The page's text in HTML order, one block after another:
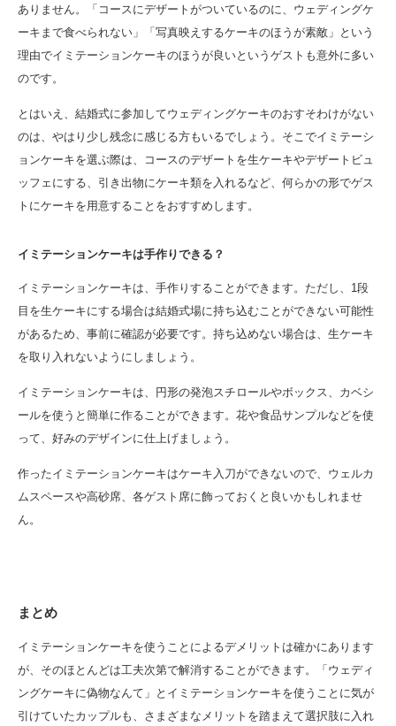
ありません。「コースにデザートがついているのに、ウェディングケ
ーキまで食べられない」「写真映えするケーキのほうが素敵」という
理由でイミテーションケーキのほうが良いというゲストも意外に多い
のです。
とはいえ、結婚式に参加してウェディングケーキのおすそわけがない
のは、やはり少し残念に感じる方もいるでしょう。そこでイミテーシ
ョンケーキを選ぶ際は、コースのデザートを生ケーキやデザートビュ
ッフェにする、引き出物にケーキ類を入れるなど、何らかの形でゲス
トにケーキを用意することをおすすめします。
イミテーションケーキは手作りできる？
イミテーションケーキは、手作りすることができます。ただし、1段
目を生ケーキにする場合は結婚式場に持ち込むことができない可能性
があるため、事前に確認が必要です。持ち込めない場合は、生ケーキ
を取り入れないようにしましょう。
イミテーションケーキは、円形の発泡スチロールやボックス、カベシ
ールを使うと簡単に作ることができます。花や食品サンプルなどを使
って、好みのデザインに仕上げましょう。
作ったイミテーションケーキはケーキ入刀ができないので、ウェルカ
ムスペースや高砂席、各ゲスト席に飾っておくと良いかもしれませ
ん。
まとめ
イミテーションケーキを使うことによるデメリットは確かにあります
が、そのほとんどは工夫次第で解消することができます。「ウェディ
ングケーキに偽物なんて」とイミテーションケーキを使うことに気が
引けていたカップルも、さまざまなメリットを踏まえて選択肢に入れ